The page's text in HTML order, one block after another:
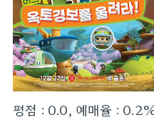
평점 : 0.0, 예매율 :